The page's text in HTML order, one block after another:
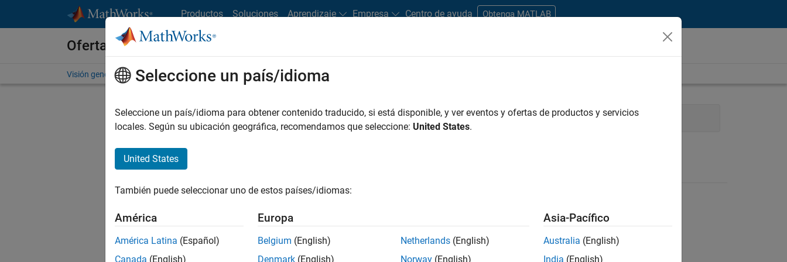
Productos Soluciones Aprendizaje Empresa Centro de ayuda Obtenga MATLAB
Ofertas de empleo en MathWorks
Visión general Búsqueda de empleo Oficinas locales Estudiantes y nuevas carreras
FILTRADO POR Information Technology
No se han traducido todos los empleos. Busque por ubicación para encontrar todos los empleos en su zona.
Seleccione un país/idioma
Seleccione un país/idioma para obtener contenido traducido, si está disponible, y ver eventos y ofertas de productos y servicios
locales. Según su ubicación geográfica, recomendamos que seleccione: United States.
United States
También puede seleccionar uno de estos países/idiomas:
América
América Latina (Español)
Canada (English)
Europa
Belgium (English)
Denmark (English)
Netherlands (English)
Norway (English)
Asia-Pacífico
Australia (English)
India (English)